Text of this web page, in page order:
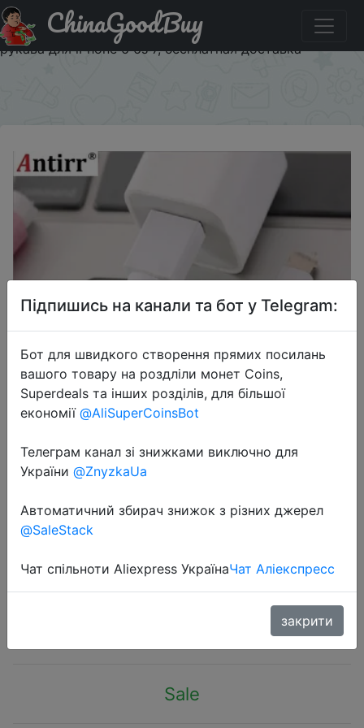
Придбати по акціи 10 шт./лот, защита кабеля, USB
зарядка, кабель для передачи данных, защитные
рукава для iPhone 6 6s 7, бесплатная доставка
ChinaGoodBuy
2020-10-30
10 шт./лот, защита кабеля, USB
зарядка, кабель для передачи
iPhone 6 6s 7, бесплатная доставка
Sale
Підпишись на канали та бот у Telegram:
Бот для швидкого створення прямих посилань
вашого товару на роздліли монет Coins,
Superdeals та інших розділів, для більшої
економії @AliSuperCoinsBot
Телеграм канал зі знижками виключно для
України @ZnyzkaUa
Автоматичний збирач знижок з різних джерел
@SaleStack
Чат спільноти Aliexpress УкраїнаЧат Аліекспресс
закрити